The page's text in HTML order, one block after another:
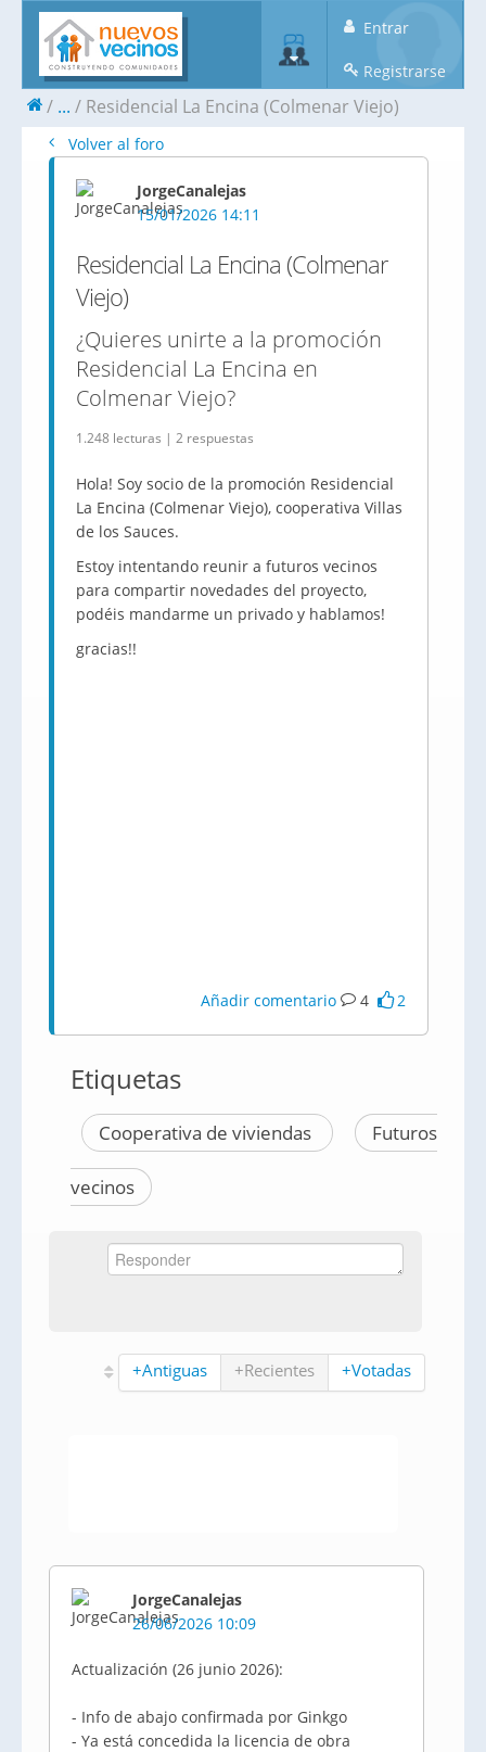
Entrar
Registrarse
... Residencial La Encina (Colmenar Viejo)
Volver al foro
JorgeCanalejas
15/01/2026 14:11
Residencial La Encina (Colmenar
Viejo)
¿Quieres unirte a la promoción
Residencial La Encina en
Colmenar Viejo?
1.248 lecturas | 2 respuestas
Hola! Soy socio de la promoción Residencial
La Encina (Colmenar Viejo), cooperativa Villas
de los Sauces.
Estoy intentando reunir a futuros vecinos
para compartir novedades del proyecto,
podéis mandarme un privado y hablamos!
gracias!!
Añadir comentario 4 2
Etiquetas
Cooperativa de viviendas Futuros
vecinos
+Antiguas +Recientes +Votadas
JorgeCanalejas
26/06/2026 10:09
Actualización (26 junio 2026):
- Info de abajo confirmada por Ginkgo
- Ya está concedida la licencia de obra